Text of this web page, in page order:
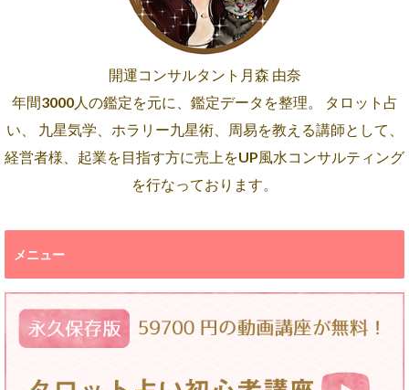
開運コンサルタント月森 由奈
年間3000人の鑑定を元に、鑑定データを整理。 タロット占
い、 九星気学、ホラリー九星術、周易を教える講師として、
経営者様、起業を目指す方に売上をUP風水コンサルティング
を行なっております。
メニュー